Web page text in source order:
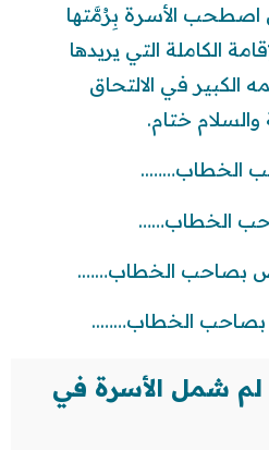
الأسرة بِرُمَّتها
الكاملة التي يريدها
الكبير في الالتحاق
والسلام ختام.
الخطاب……..
الخطاب……
بصاحب الخطاب…….
بصاحب الخطاب……..
شمل الأسرة في